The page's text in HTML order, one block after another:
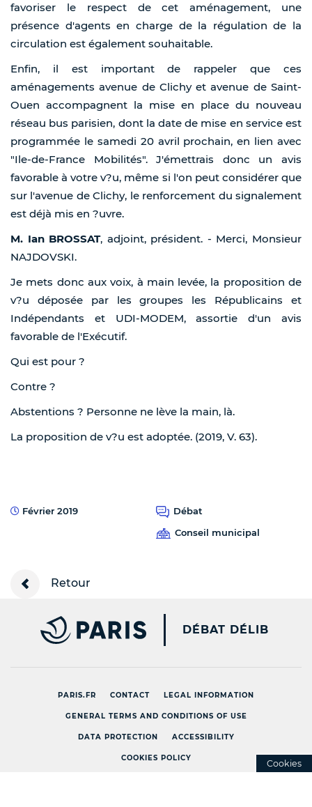
favoriser le respect de cet aménagement, une
présence d'agents en charge de la régulation de la
circulation est également souhaitable.
Enfin, il est important de rappeler que ces
aménagements avenue de Clichy et avenue de Saint-
Ouen accompagnent la mise en place du nouveau
réseau bus parisien, dont la date de mise en service est
programmée le samedi 20 avril prochain, en lien avec
"Ile-de-France Mobilités". J'émettrais donc un avis
favorable à votre v?u, même si l'on peut considérer que
sur l'avenue de Clichy, le renforcement du signalement
est déjà mis en ?uvre.
M. Ian BROSSAT, adjoint, président. - Merci, Monsieur
NAJDOVSKI.
Je mets donc aux voix, à main levée, la proposition de
v?u déposée par les groupes les Républicains et
Indépendants et UDI-MODEM, assortie d'un avis
favorable de l'Exécutif.
Qui est pour ?
Contre ?
Abstentions ? Personne ne lève la main, là.
La proposition de v?u est adoptée. (2019, V. 63).
Février 2019
Débat
Conseil municipal
Retour
PARIS.FR [NEW
DÉBAT DÉLIB
PARIS.FR CONTACT LEGAL INFORMATION
GENERAL TERMS AND CONDITIONS OF USE
DATA PROTECTION ACCESSIBILITY
COOKIES POLICY